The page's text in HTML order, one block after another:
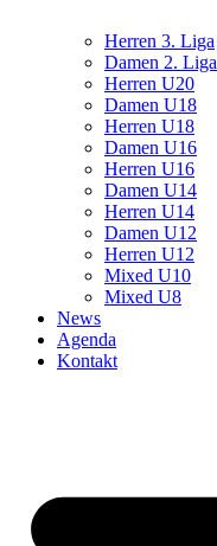
Herren 3. Liga
Damen 2. Liga
Herren U20
Damen U18
Herren U18
Damen U16
Herren U16
Damen U14
Herren U14
Damen U12
Herren U12
Mixed U10
Mixed U8
News
Agenda
Kontakt